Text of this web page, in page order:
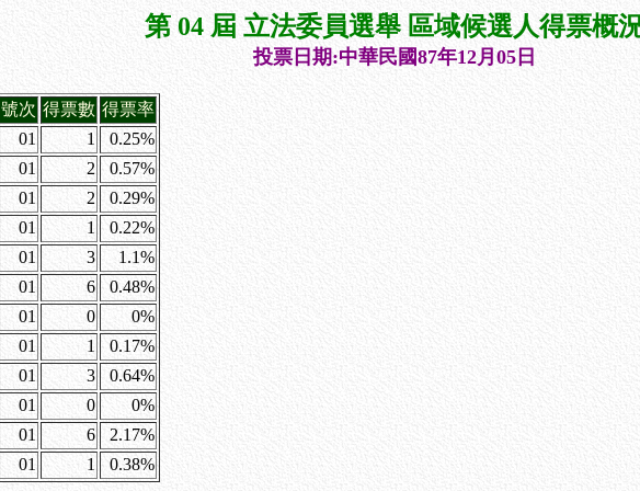
第 04 屆 立法委員選舉 區域候選人得票概
投票日期:中華民國87年12月05日
號次 得票數 得票率
01 1
0.25%
01 2
0.57%
01 2
0.29%
01 1
0.22%
01 3
1.1%
01 6
0.48%
01 0
0%
01 1
0.17%
01 3
0.64%
01 0
0%
01 6
2.17%
01 1 0.38%